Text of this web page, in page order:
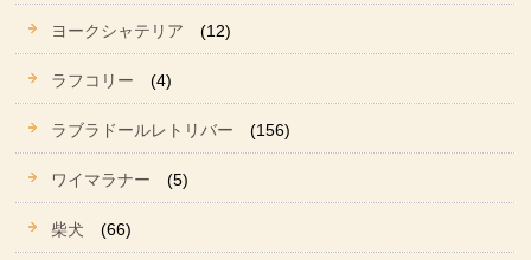
ヨークシャテリア (12)
ラフコリー (4)
ラブラドールレトリバー (156)
ワイマラナー (5)
柴犬 (66)